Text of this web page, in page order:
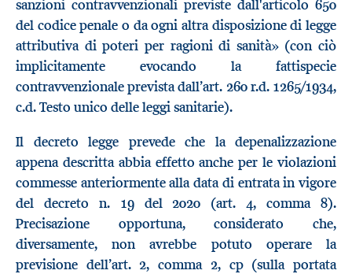
sanzioni contravvenzionali previste dall'articolo 650
del codice penale o da ogni altra disposizione di legge
attributiva di poteri per ragioni di sanità» (con ciò
implicitamente evocando la fattispecie
contravvenzionale prevista dall’art. 260 r.d. 1265/1934,
c.d. Testo unico delle leggi sanitarie).
Il decreto legge prevede che la depenalizzazione
appena descritta abbia effetto anche per le violazioni
commesse anteriormente alla data di entrata in vigore
del decreto n. 19 del 2020 (art. 4, comma 8).
Precisazione opportuna, considerato che,
diversamente, non avrebbe potuto operare la
previsione dell’art. 2, comma 2, cp (sulla portata